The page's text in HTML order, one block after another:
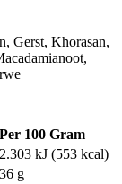
Gerst, Khorasan,
Per 100 Gram
2.303 kJ (553 kcal)
36 g